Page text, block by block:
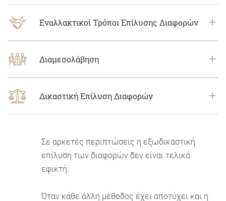
Εναλλακτικοί Τρόποι Επίλυσης Διαφορών
Διαμεσολάβηση
Δικαστική Επίλυση Διαφορών
Σε αρκετές περιπτώσεις η εξωδικαστική
επίλυση των διαφορών δεν είναι τελικά
εφικτή.
Όταν κάθε άλλη μέθοδος έχει αποτύχει και η